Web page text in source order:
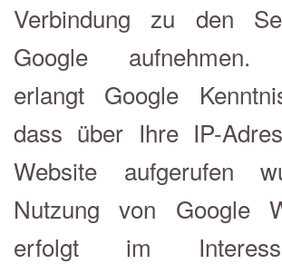
Verbindung zu den
Google aufnehmen.
erlangt Google
dass über Ihre IP-
Website aufgerufen
Nutzung von Google
erfolgt im